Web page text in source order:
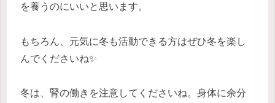
を養うのにいいと思います。
もちろん、元気に冬も活動できる方はぜひ冬を楽し
んでくださいね✨
冬は、腎の働きを注意してくださいね。身体に余分